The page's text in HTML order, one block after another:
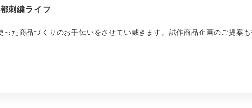
刺繍ライフ
た商品づくりのお手伝いをさせてい戴きます。試作商品企画のご提案